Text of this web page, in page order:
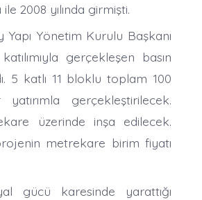
2008 yılında girmişti.
Yönetim Kurulu Başkanı
gerçekleşen basın
5 katlı 11 bloklu toplam 100
gerçekleştirilecek.
üzerinde inşa edilecek.
metrekare birim fiyatı
gücü karesinde yarattığı